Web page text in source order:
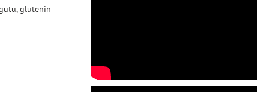
glutenin